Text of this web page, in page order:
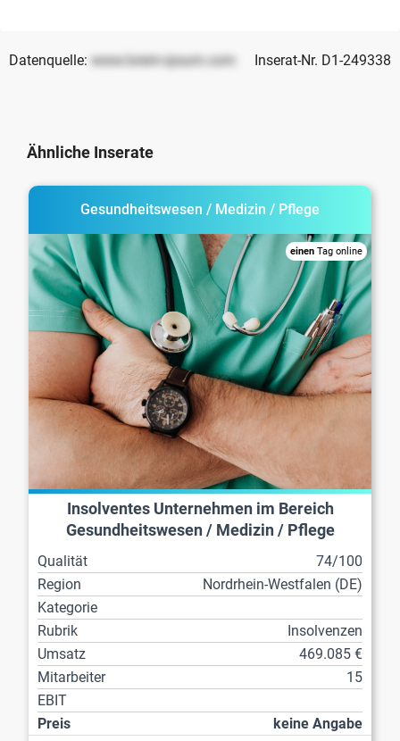
Datenquelle: www.lorem-ipsum.com Inserat-Nr. D1-249338
Ähnliche Inserate
Gesundheitswesen / Medizin / Pflege
einen Tag online
Insolventes Unternehmen im Bereich
Gesundheitswesen / Medizin / Pflege
Qualität
74/100
Region
Nordrhein-Westfalen (DE)
Kategorie
Rubrik
Insolvenzen
Umsatz
469.085 €
Mitarbeiter
15
EBIT
Preis
keine Angabe